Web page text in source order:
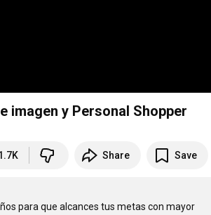
imagen y Personal Shopper
Share Save
para que alcances tus metas con mayor